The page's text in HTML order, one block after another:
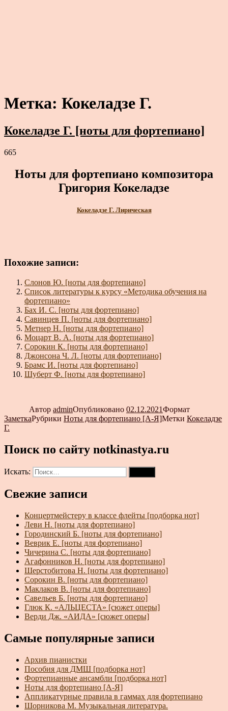
Метка: Кокеладзе Г.
Кокеладзе Г. [ноты для фортепиано]
665
Ноты для фортепиано композитора
Григория Кокеладзе
Кокеладзе Г. Лирическая
Похожие записи:
Слонов Ю. [ноты для фортепиано]
Список литературы к курсу «Методика обучения на
фортепиано»
Бах И. С. [ноты для фортепиано]
Савинцев П. [ноты для фортепиано]
Метнер Н. [ноты для фортепиано]
Моцарт В. А. [ноты для фортепиано]
Сорокин К. [ноты для фортепиано]
Джонсона Ч. Л. [ноты для фортепиано]
Брамс И. [ноты для фортепиано]
Шуберт Ф. [ноты для фортепиано]
Автор adminОпубликовано 02.12.2021Формат
ЗаметкаРубрики Ноты для фортепиано [А-Я]Метки Кокеладзе
Г.
Поиск по сайту notkinastya.ru
Искать:
Свежие записи
Концертмейстеру в классе флейты [подборка нот]
Леви Н. [ноты для фортепиано]
Городинский Б. [ноты для фортепиано]
Веврик Е. [ноты для фортепиано]
Чичерина С. [ноты для фортепиано]
Агафонников Н. [ноты для фортепиано]
Шерстобитова Н. [ноты для фортепиано]
Сорокин В. [ноты для фортепиано]
Маклаков В. [ноты для фортепиано]
Савельев Б. [ноты для фортепиано]
Глюк К. «АЛЬЦЕСТА» [сюжет оперы]
Верди Дж. «АИДА» [сюжет оперы]
Самые популярные записи
Архив пианистки
Пособия для ДМШ [подборка нот]
Фортепианные ансамбли [подборка нот]
Ноты для фортепиано [А-Я]
Аппликатурные правила в гаммах для фортепиано
Шорникова М. Музыкальная литература.